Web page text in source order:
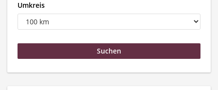
Umkreis